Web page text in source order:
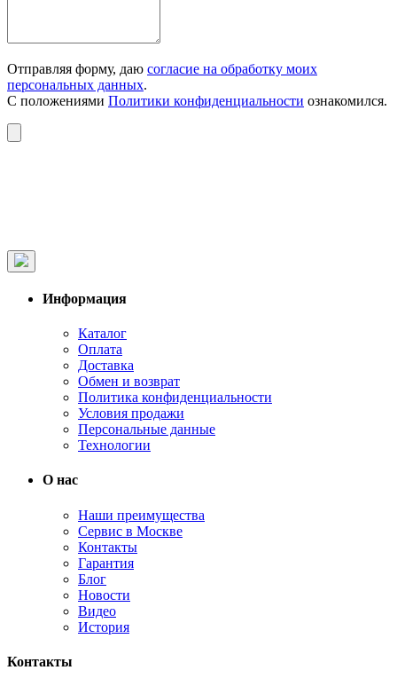
Отправляя форму, даю согласие на обработку моих
персональных данных.
С положениями Политики конфиденциальности ознакомился.
Информация
Каталог
Оплата
Доставка
Обмен и возврат
Политика конфиденциальности
Условия продажи
Персональные данные
Технологии
О нас
Наши преимущества
Сервис в Москве
Контакты
Гарантия
Блог
Новости
Видео
История
Контакты